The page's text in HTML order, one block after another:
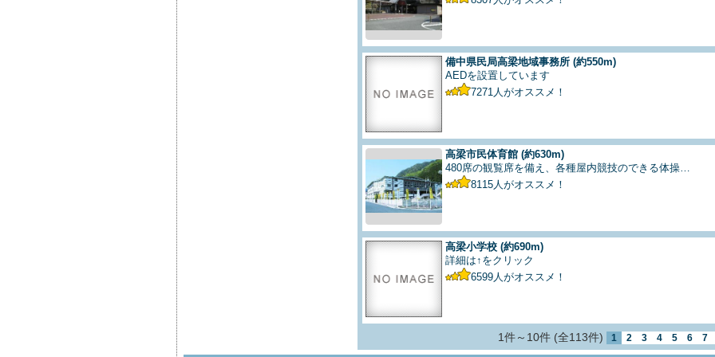
備中県民局高梁地域事務所 (約550m)
AEDを設置しています
7271 人がオススメ！
高梁市民体育館 (約630m)
480席の観覧席を備え、各種屋内競技のできる体操…
8115 人がオススメ！
高梁小学校 (約690m)
詳細は↑をクリック
6599 人がオススメ！
1件～10件 (全113件) 1 2 3 4 5 6 7